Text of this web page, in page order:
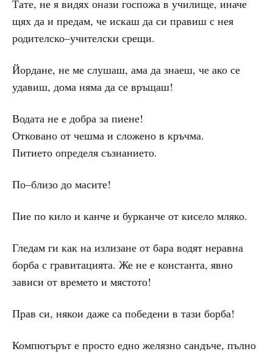
Тате, не я видях онази госпожа в училище, иначе
щях да и предам, че искаш да си правиш с нея
родителско–учителски срещи.
Йордане, не ме слушаш, ама да знаеш, че ако се
удавиш, дома няма да се връщаш!
Водата не е добра за пиене!
Отковано от чешма и сложено в кръчма.
Питието определя съзнанието.
По–близо до масите!
Пие по кило и канче и бурканче от кисело мляко.
Гледам ги как на излизане от бара водят неравна
борба с гравитацията. Же не е константа, явно
зависи от времето и мястото!
Прав си, някои даже са победени в тази борба!
Компютърът е просто едно желязно сандъче, пълно